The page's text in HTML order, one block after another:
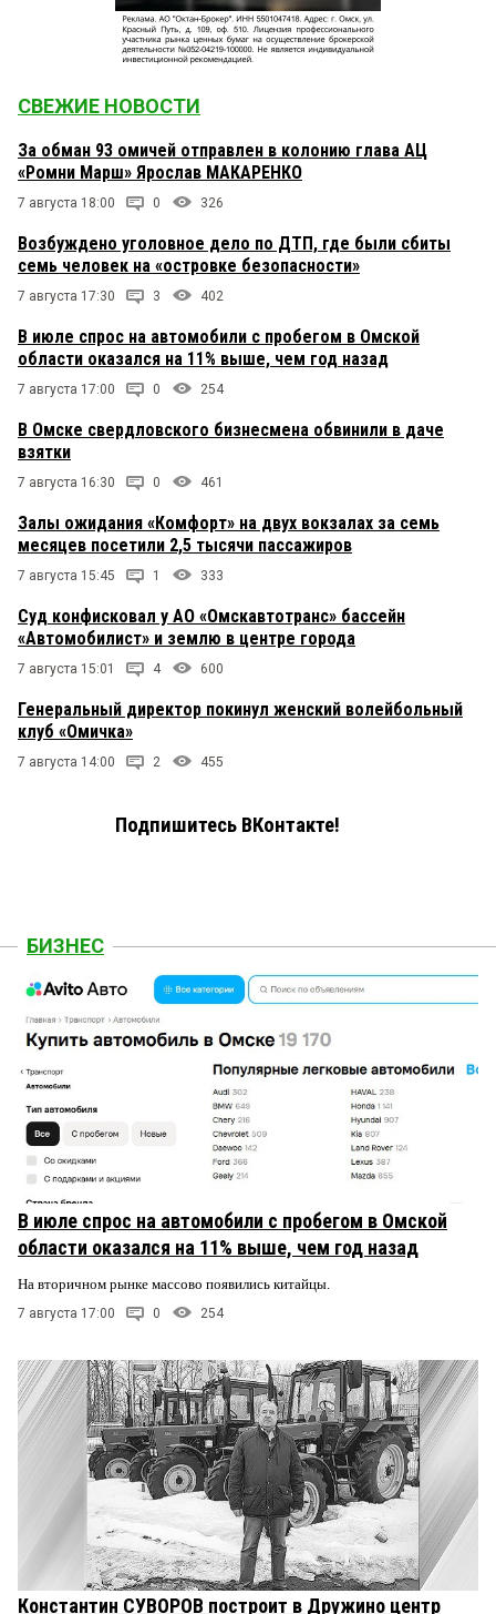
СВЕЖИЕ НОВОСТИ
За обман 93 омичей отправлен в колонию глава АЦ
«Ромни Марш» Ярослав МАКАРЕНКО
7 августа 18:00 0 326
Возбуждено уголовное дело по ДТП, где были сбиты
семь человек на «островке безопасности»
7 августа 17:30 3 402
В июле спрос на автомобили с пробегом в Омской
области оказался на 11% выше, чем год назад
7 августа 17:00 0 254
В Омске свердловского бизнесмена обвинили в даче
взятки
7 августа 16:30 0 461
Залы ожидания «Комфорт» на двух вокзалах за семь
месяцев посетили 2,5 тысячи пассажиров
7 августа 15:45 1 333
Суд конфисковал у АО «Омскавтотранс» бассейн
«Автомобилист» и землю в центре города
7 августа 15:01 4 600
Генеральный директор покинул женский волейбольный
клуб «Омичка»
7 августа 14:00 2 455
Подпишитесь ВКонтакте!
БИЗНЕС
В июле спрос на автомобили с пробегом в Омской
области оказался на 11% выше, чем год назад
На вторичном рынке массово появились китайцы.
7 августа 17:00 0 254
Константин СУВОРОВ построит в Дружино центр